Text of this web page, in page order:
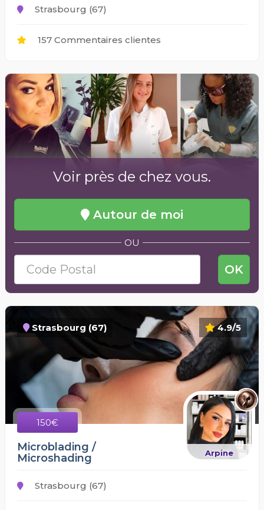
Strasbourg (67)
157 Commentaires clientes
Voir près de chez vous.
Autour de moi
OU
OK
4.9/5
Strasbourg (67)
150€
Arpine
Microblading /
Microshading
Strasbourg (67)